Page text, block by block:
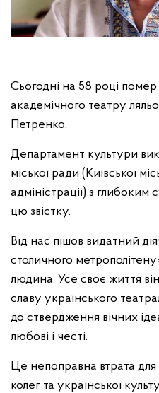
Сьогодні на 58 році
академічного театру
Петренко.
Департамент культури
міської ради (Київської
адміністрації) з
цю звістку.
Від нас пішов видатний
столичного
людина. Усе своє життя
славу українського
до ствердження вічних
любові і честі.
Це непоправна втрата для
колег та української